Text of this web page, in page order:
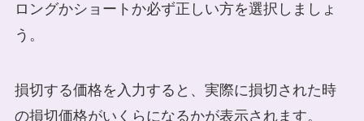
ロングかショートか必ず正しい方を選択しましょ
う。
損切する価格を入力すると、実際に損切された時
の損切価格がいくらになるかが表示されます。